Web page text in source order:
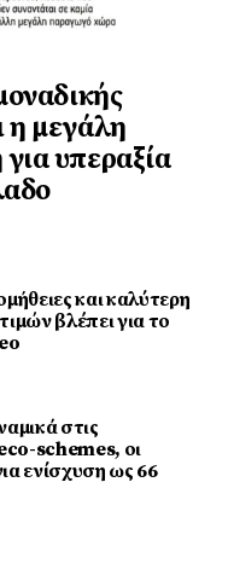
η μεγάλη
υπεραξία
και καλύτερη
βλέπει για το
στις
schemes, οι
ενίσχυση ως 66